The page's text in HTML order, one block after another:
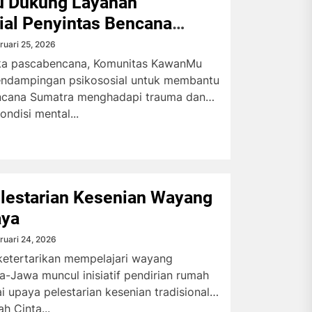
Penyintas Bencana
25, 2026
pascabencana, Komunitas KawanMu
psikososial untuk membantu
Sumatra menghadapi trauma dan
mental...
Kesenian Wayang
24, 2026
mempelajari wayang
Jawa muncul inisiatif pendirian rumah
upaya pelestarian kesenian tradisional
Cinta...